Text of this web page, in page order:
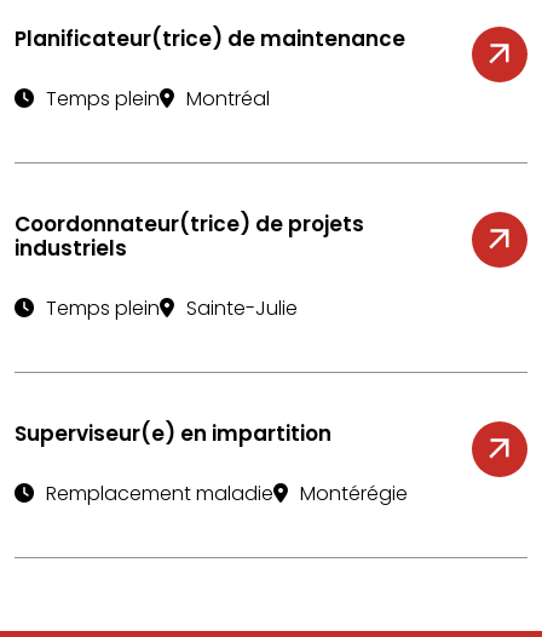
Planificateur(trice) de maintenance
Temps plein Montréal
Coordonnateur(trice) de projets
industriels
Temps plein Sainte-Julie
Superviseur(e) en impartition
Remplacement maladie Montérégie